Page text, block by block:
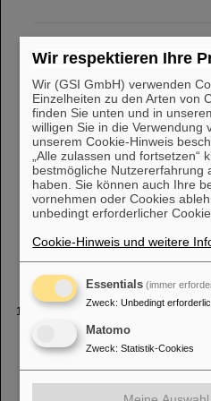
bound-state beta decay of fully-
the Experimental Storage Ring
measurement has profound
(205Pb) in asymptotic giant
Teilchenbeschleuniger zum
Morning Physics“ besucht
HADES, an dem
und lernten im
Forschung kennen. Ebenfalls auf
Béatriz Jurado-Apruzzese
und dem Joliot-Curie-Preis
untersuchen lassen. Auf diesem
GSI/FAIR durchführen, die
man mit schweren Atomkernen
Wir respektieren Ihre
Wir (GSI GmbH) verwenden
Einzelheiten zu den Arten von
finden Sie unten und in
willigen Sie in die Verwendung
unserem Cookie-Hinweis
„Alle zulassen und fortsetzen“
bestmögliche Nutzererfahrung
haben. Sie können auch Ihre
vornehmen oder Cookies
unbedingt erforderlicher
Cookie-Hinweis und weitere
Essentials (immer
Zweck: Unbedingt
Matomo
Zweck: Statistik-Cookies